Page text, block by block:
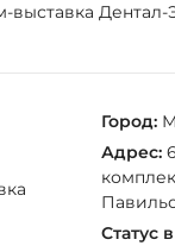
Дентал-
Город:
Адрес:
Статус